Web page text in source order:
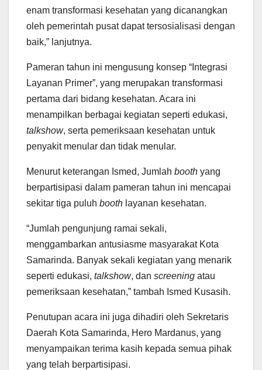
enam transformasi kesehatan yang dicanangkan
oleh pemerintah pusat dapat tersosialisasi dengan
baik,” lanjutnya.
Pameran tahun ini mengusung konsep “Integrasi
Layanan Primer”, yang merupakan transformasi
pertama dari bidang kesehatan. Acara ini
menampilkan berbagai kegiatan seperti edukasi,
talkshow, serta pemeriksaan kesehatan untuk
penyakit menular dan tidak menular.
Menurut keterangan Ismed, Jumlah booth yang
berpartisipasi dalam pameran tahun ini mencapai
sekitar tiga puluh booth layanan kesehatan.
“Jumlah pengunjung ramai sekali,
menggambarkan antusiasme masyarakat Kota
Samarinda. Banyak sekali kegiatan yang menarik
seperti edukasi, talkshow, dan screening atau
pemeriksaan kesehatan,” tambah Ismed Kusasih.
Penutupan acara ini juga dihadiri oleh Sekretaris
Daerah Kota Samarinda, Hero Mardanus, yang
menyampaikan terima kasih kepada semua pihak
yang telah berpartisipasi.